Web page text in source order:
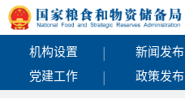
机构设置 | 新闻发布
党建工作
| 政策发布